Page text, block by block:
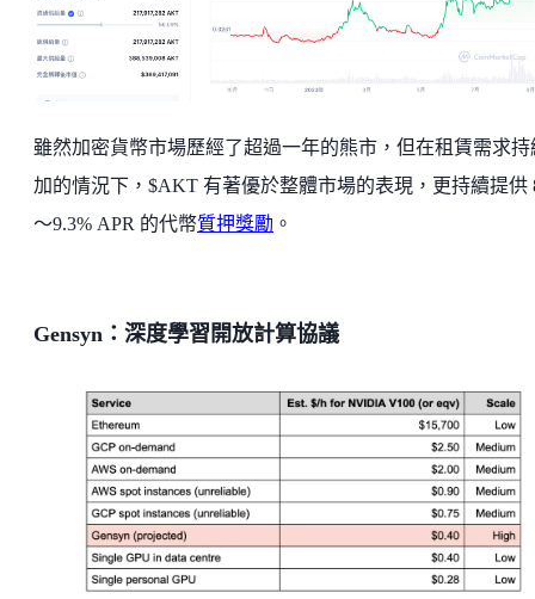
雖然加密貨幣市場歷經了超過一年的熊市，但在租賃需求持
加的情況下，$AKT 有著優於整體市場的表現，更持續提供
～9.3% APR 的代幣質押獎勵 。
Gensyn：深度學習開放計算協議